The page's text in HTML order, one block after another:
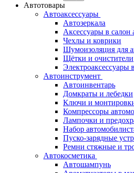
Автотовары
Автоаксессуары
Автозеркала
Аксессуары в салон
Чехлы и коврики
Шумоизоляция для
Щётки и очистители
Электроаксессуары
Автоинструмент
Автоинвентарь
Домкраты и лебедки
Ключи и
Компрессоры
Лампочки и
Набор
Пуско-зарядные
Ремни стяжные и
Автокосметика
Автошампунь